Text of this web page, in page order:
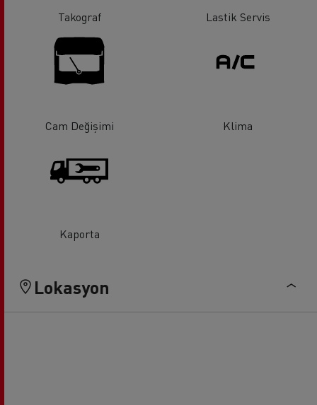
Takograf Lastik Servis
Cam Değişimi Klima
Kaporta
Lokasyon